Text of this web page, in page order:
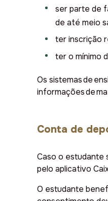
ser parte de
de até meio
ter inscrição
ter o mínimo
Os sistemas de
informações de
Conta de
Caso o estudante
pelo aplicativo
O estudante